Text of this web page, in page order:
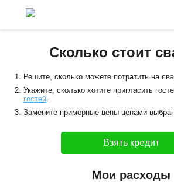
Сколько стоит
Решите, сколько можете потратить на
Укажите, сколько хотите пригласить
гостей
Замените примерные цены ценами
Взять кредит
Мои расходы